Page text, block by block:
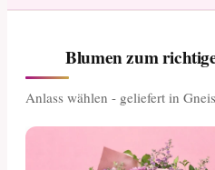
Blumen zum
Anlass wählen - geliefert in